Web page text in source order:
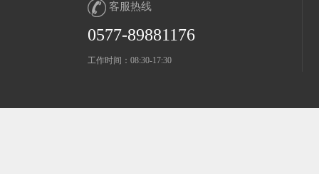
客服热线
0577-89881176
工作时间：08:30-17:30